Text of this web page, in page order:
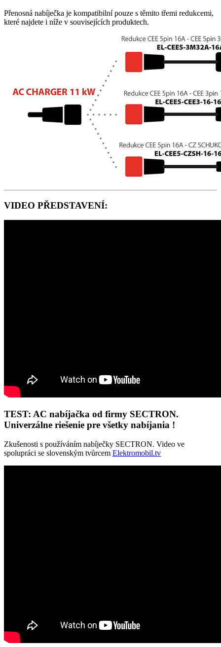
Přenosná nabíječka je kompatibilní pouze s těmito třemi redukcemi,
které najdete i níže v souvisejících produktech.
VIDEO PŘEDSTAVENÍ:
TEST: AC nabíjačka od firmy SECTRON.
Univerzálne riešenie pre všetky nabíjania !
Zkušenosti s používáním nabíječky SECTRON. Video ve
spolupráci se slovenským tvůrcem Elektromobil.tv